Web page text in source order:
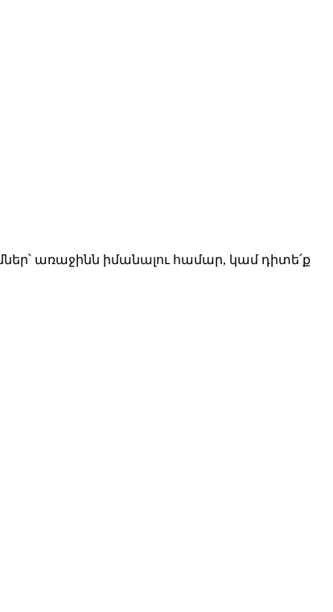
առաջինն իմանալու համար, կամ դիտե՛ք